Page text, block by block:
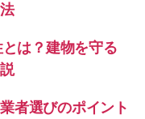
とは？建物を守る
者選びのポイント